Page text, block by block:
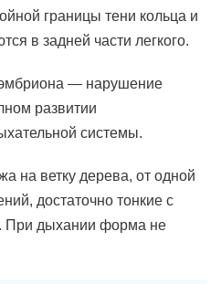
границы тени кольца и
в задней части легкого.
— нарушение
развитии
системы.
на ветку дерева, от одной
достаточно тонкие с
При дыхании форма не